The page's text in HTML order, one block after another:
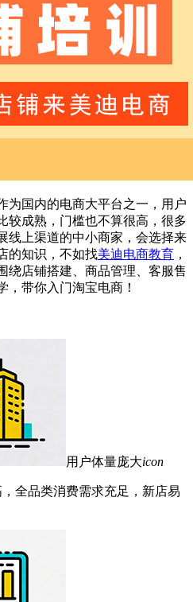
为国内的电商大平台之一，用户
较成熟，门槛也不算很高，很多
线上渠道的中小商家，会选择来
的知识，不如找美迪电商教育 ，
绕店铺搭建、商品管理、客服售
，带你入门淘宝电商！
用户体量庞大icon
全品类消费需求充足，新店易